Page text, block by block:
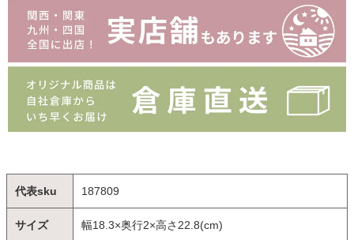
代表sku 187809
サイズ 幅18.3×奥行2×高さ22.8(cm)